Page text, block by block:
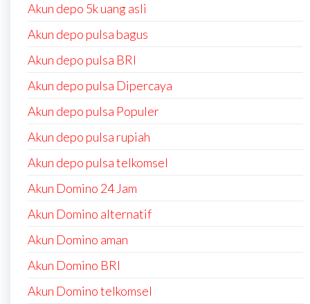
Akun depo 5k uang asli
Akun depo pulsa bagus
Akun depo pulsa BRI
Akun depo pulsa Dipercaya
Akun depo pulsa Populer
Akun depo pulsa rupiah
Akun depo pulsa telkomsel
Akun Domino 24 Jam
Akun Domino alternatif
Akun Domino aman
Akun Domino BRI
Akun Domino telkomsel